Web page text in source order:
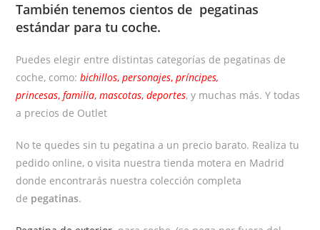
También tenemos cientos de pegatinas
estándar para tu coche.
Puedes elegir entre distintas categorías de pegatinas de
coche, como:bichillos,personajes,príncipes,
princesas,familia,mascotas,deportes, y muchas más. Y todas
a precios de Outlet
No te quedes sin tu pegatina a un precio barato. Realiza tu
pedido online, o visita nuestra tienda motera en Madrid
donde encontrarás nuestra colección completa
de pegatinas.